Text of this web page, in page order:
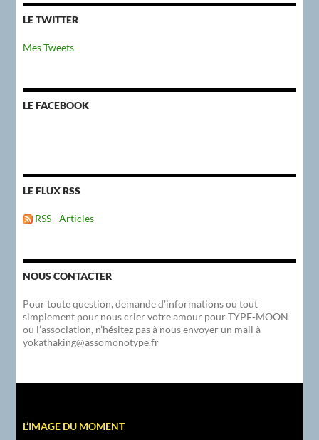
LE TWITTER
Mes Tweets
LE FACEBOOK
LE FLUX RSS
RSS - Articles
NOUS CONTACTER
Pour toute question, demande d’informations ou tout
simplement pour nous crier votre amour pour TYPE-MOON
ou l’association, n’hésitez pas à nous envoyer un mail à
yokathaking@assomonotype.fr
L’IMAGE DU MOMENT